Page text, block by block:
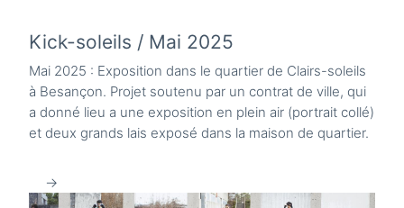
Kick-soleils / Mai 2025
Mai 2025 : Exposition dans le quartier de Clairs-soleils
à Besançon. Projet soutenu par un contrat de ville, qui
a donné lieu a une exposition en plein air (portrait collé)
et deux grands lais exposé dans la maison de quartier.
→